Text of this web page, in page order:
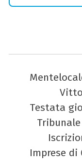
Testata
Imprese di